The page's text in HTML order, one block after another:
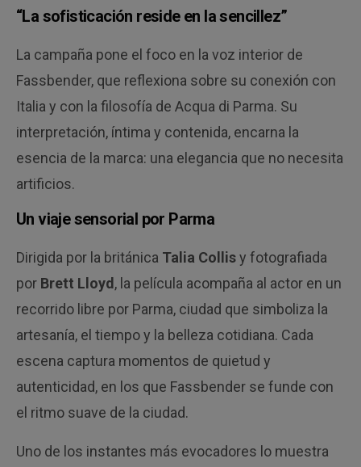
“La sofisticación reside en la sencillez”
La campaña pone el foco en la voz interior de
Fassbender, que reflexiona sobre su conexión con
Italia y con la filosofía de Acqua di Parma. Su
interpretación, íntima y contenida, encarna la
esencia de la marca: una elegancia que no necesita
artificios.
Un viaje sensorial por Parma
Dirigida por la británica Talia Collisy fotografiada
por Brett Lloyd, la película acompaña al actor en un
recorrido libre por Parma, ciudad que simboliza la
artesanía, el tiempo y la belleza cotidiana. Cada
escena captura momentos de quietud y
autenticidad, en los que Fassbender se funde con
el ritmo suave de la ciudad.
Uno de los instantes más evocadores lo muestra